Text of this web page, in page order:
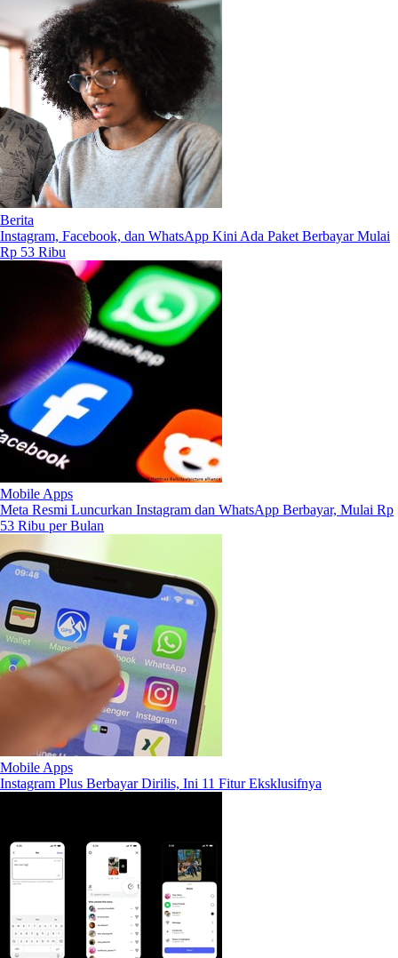
Berita
Instagram, Facebook, dan WhatsApp Kini Ada Paket Berbayar Mulai
Rp 53 Ribu
Mobile Apps
Meta Resmi Luncurkan Instagram dan WhatsApp Berbayar, Mulai Rp
53 Ribu per Bulan
Mobile Apps
Instagram Plus Berbayar Dirilis, Ini 11 Fitur Eksklusifnya